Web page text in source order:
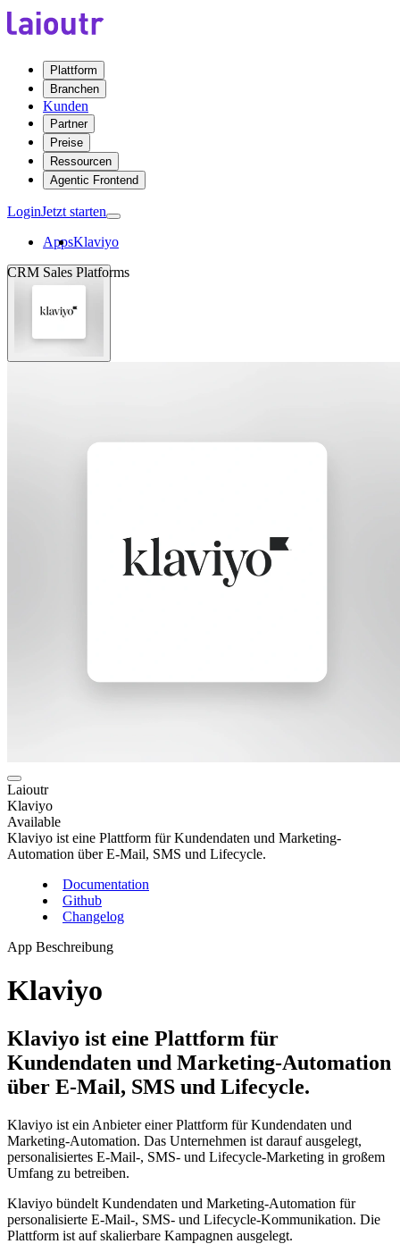
Plattform
Branchen
Kunden
Partner
Preise
Ressourcen
Agentic Frontend
LoginJetzt starten
AppsKlaviyo
CRM Sales Platforms
Laioutr
Klaviyo
Available
Klaviyo ist eine Plattform für Kundendaten und Marketing-
Automation über E-Mail, SMS und Lifecycle.
Documentation
Github
Changelog
App Beschreibung
Klaviyo
Klaviyo ist eine Plattform für
Kundendaten und Marketing-Automation
über E-Mail, SMS und Lifecycle.
Klaviyo ist ein Anbieter einer Plattform für Kundendaten und
Marketing-Automation. Das Unternehmen ist darauf ausgelegt,
personalisiertes E-Mail-, SMS- und Lifecycle-Marketing in großem
Umfang zu betreiben.
Klaviyo bündelt Kundendaten und Marketing-Automation für
personalisierte E-Mail-, SMS- und Lifecycle-Kommunikation. Die
Plattform ist auf skalierbare Kampagnen ausgelegt.